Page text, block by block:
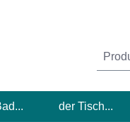
der Tisch...